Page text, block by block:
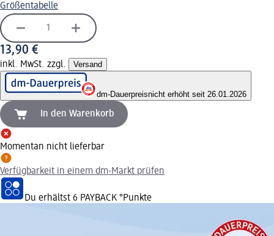
Größentabelle
13,90 €
inkl. MwSt. zzgl. Versand
dm-Dauerpreisnicht erhöht seit 26.01.2026
In den Warenkorb
Momentan nicht lieferbar
Verfügbarkeit in einem dm-Markt prüfen
Du erhältst 6 PAYBACK °Punkte